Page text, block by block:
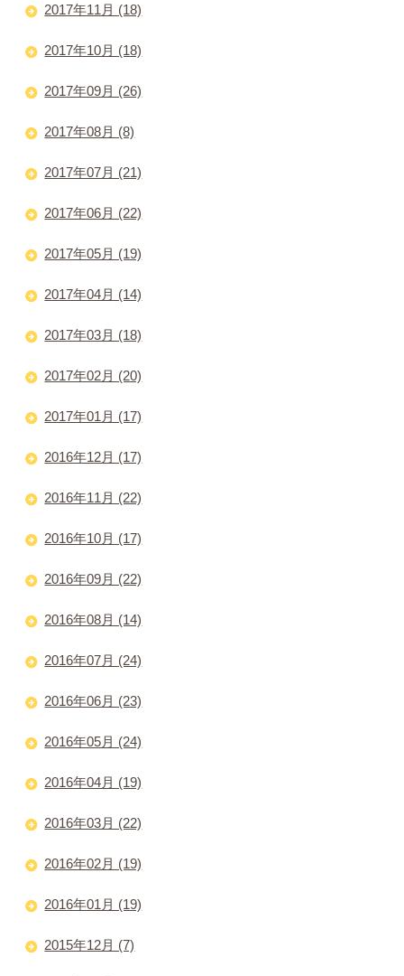
2017年11月 (18)
2017年10月 (18)
2017年09月 (26)
2017年08月 (8)
2017年07月 (21)
2017年06月 (22)
2017年05月 (19)
2017年04月 (14)
2017年03月 (18)
2017年02月 (20)
2017年01月 (17)
2016年12月 (17)
2016年11月 (22)
2016年10月 (17)
2016年09月 (22)
2016年08月 (14)
2016年07月 (24)
2016年06月 (23)
2016年05月 (24)
2016年04月 (19)
2016年03月 (22)
2016年02月 (19)
2016年01月 (19)
2015年12月 (7)